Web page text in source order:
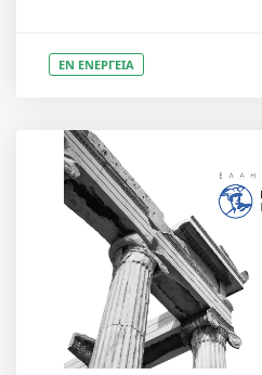
ΕΝ ΕΝΕΡΓΕΙΑ